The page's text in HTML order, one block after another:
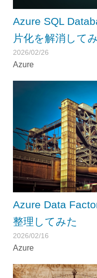
Azure SQL
片化を解消して
2026/02/26
Azure
Azure Data
整理してみた
2026/02/16
Azure